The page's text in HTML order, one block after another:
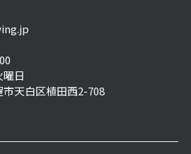
日
天白区植田西2-708